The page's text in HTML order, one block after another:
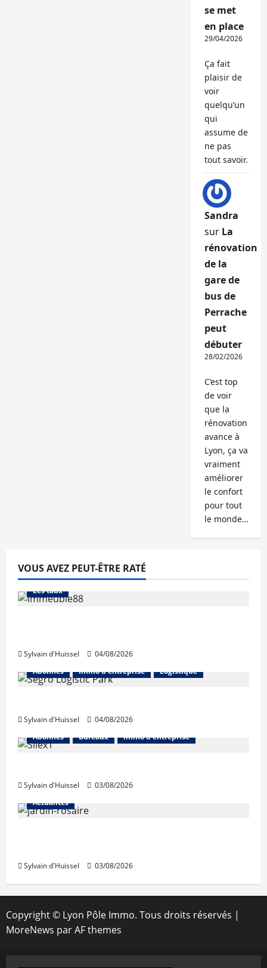
se met
en place
29/04/2026
Ça fait
plaisir de
voir
quelqu’un
qui
assume de
ne pas
tout savoir.
Sandra
sur La
rénovation
de la
gare de
bus de
Perrache
peut
débuter
28/02/2026
C’est top
de voir
que la
rénovation
avance à
Lyon, ça va
vraiment
améliorer
le confort
pour tout
le monde…
VOUS AVEZ PEUT-ÊTRE RATÉ
Abonnés Financement
L'avis des courtiers
Les taux
Sylvain d'Huissel
04/08/2026
Abonnés
Immo d'entreprise Logistique
Sylvain d'Huissel
04/08/2026
Abonnés
Bureaux Immo d'entreprise
Sylvain d'Huissel
03/08/2026
Actualités
Sylvain d'Huissel 03/08/2026
Copyright © Lyon Pôle Immo. Tous droits réservés |
MoreNews par AF themes